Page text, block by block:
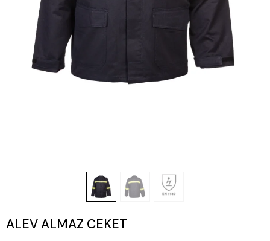
ALEV ALMAZ CEKET